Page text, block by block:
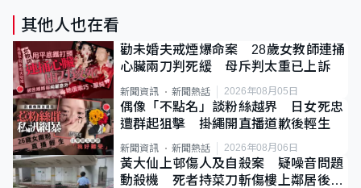
其他人也在看
勸未婚夫戒煙爆命案 28歲女教師連捅
心臟兩刀判死緩 母斥判太重已上訴
新聞資訊 新聞熱話 2026年08月05日
偶像「不點名」談粉絲越界 日女死忠
遭群起狙擊 掛繩開直播道歉後輕生
新聞資訊 新聞熱話 2026年08月06日
黃大仙上邨傷人及自殺案 疑噪音問題
動殺機 死者持菜刀斬傷樓上鄰居後墮